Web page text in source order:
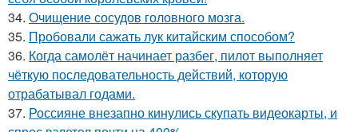
34. Очищение сосудов головного мозга.
35. Пробовали сажать лук китайским способом?
36. Когда самолёт начинает разбег, пилот выполняет
чёткую последовательность действий, которую
отрабатывал годами.
37. Россияне внезапно кинулись скупать видеокарты, и